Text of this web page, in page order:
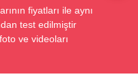
fiyatları ile aynı
test edilmiştir
ve videoları